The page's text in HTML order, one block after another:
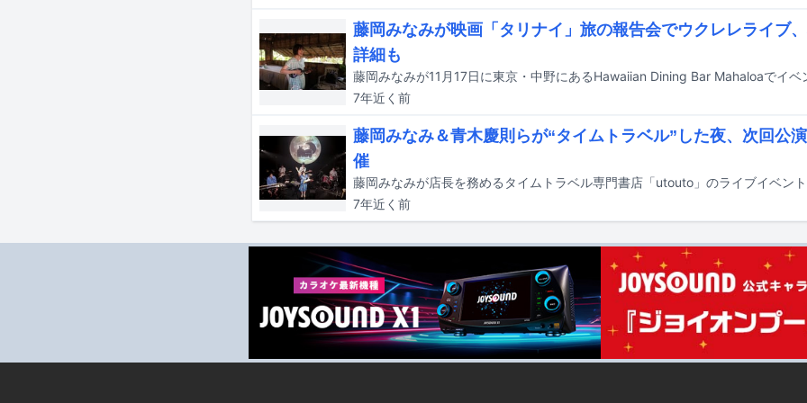
藤岡みなみが映画「タリナイ」旅の報告会でウクレレライブ
詳細も
7年近く 前
藤岡みなみ＆青木慶則らが“タイムトラベル”した夜、次回公
催
7年近く 前